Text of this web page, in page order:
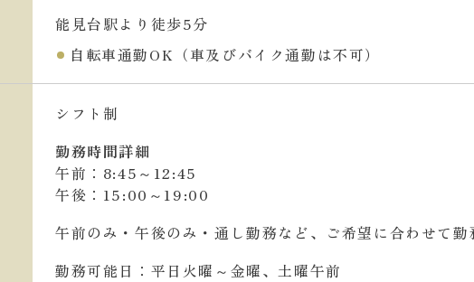
能見台駅より徒歩5分
自転車通勤OK（車及びバイク通勤は不可）
シフト制
勤務時間詳細
午前：8:45～12:45
午後：15:00～19:00
午前のみ・午後のみ・通し勤務など、ご希望に合わせて勤
勤務可能日：平日火曜～金曜、土曜午前